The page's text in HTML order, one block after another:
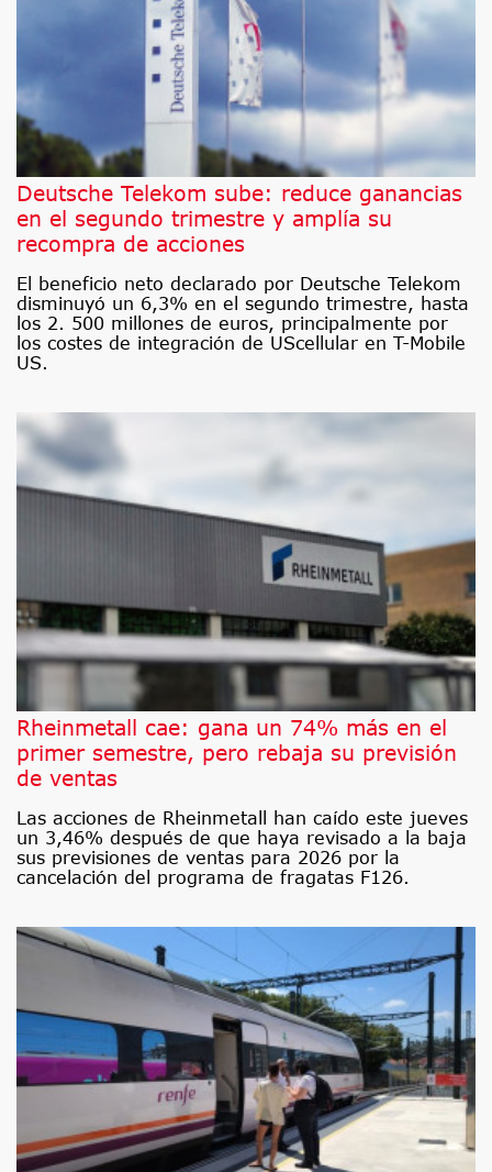
Deutsche Telekom sube: reduce ganancias
en el segundo trimestre y amplía su
recompra de acciones
El beneficio neto declarado por Deutsche Telekom
disminuyó un 6,3% en el segundo trimestre, hasta
los 2. 500 millones de euros, principalmente por
los costes de integración de UScellular en T-Mobile
US.
Rheinmetall cae: gana un 74% más en el
primer semestre, pero rebaja su previsión
de ventas
Las acciones de Rheinmetall han caído este jueves
un 3,46% después de que haya revisado a la baja
sus previsiones de ventas para 2026 por la
cancelación del programa de fragatas F126.